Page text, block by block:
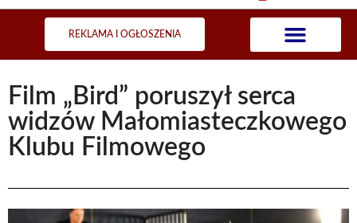
REKLAMA I OGŁOSZENIA
Film „Bird” poruszył serca
widzów Małomiasteczkowego
Klubu Filmowego